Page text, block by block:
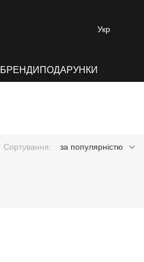
Укр
БРЕНДИ ПОДАРУНКИ
Сортування: за популярністю